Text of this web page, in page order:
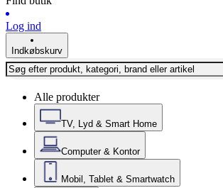
Log ind
Indkøbskurv
Alle produkter
TV, Lyd & Smart Home
Computer & Kontor
Mobil, Tablet & Smartwatch